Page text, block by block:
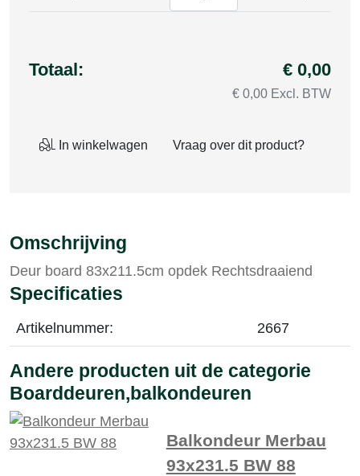
Totaal: € 0,00
€ 0,00 Excl. BTW
In winkelwagen Vraag over dit product?
Omschrijving
Deur board 83x211.5cm opdek Rechtsdraaiend
Specificaties
Artikelnummer: 2667
Andere producten uit de categorie
Boarddeuren,balkondeuren
Balkondeur Merbau
93x231.5 BW 88